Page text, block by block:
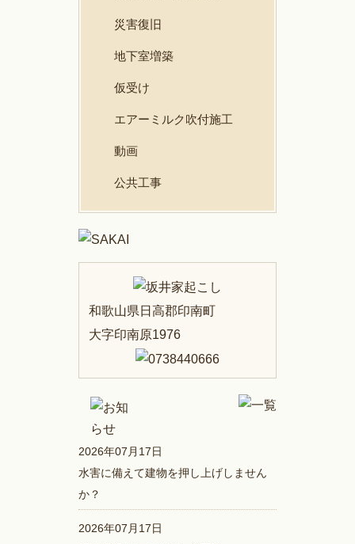
災害復旧
地下室増築
仮受け
エアーミルク吹付施工
動画
公共工事
和歌山県日高郡印南町
大字印南原1976
2026年07月17日
水害に備えて建物を押し上げしません
か？
2026年07月17日